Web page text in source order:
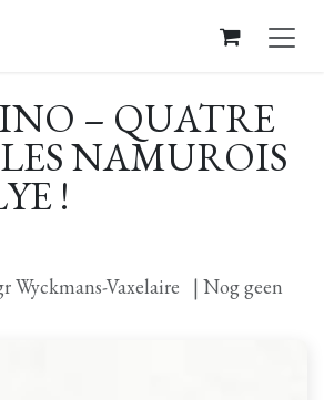
– QUATRE
NAMUROIS
!
Wyckmans-Vaxelaire
| Nog geen